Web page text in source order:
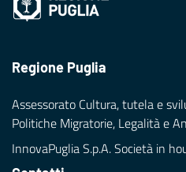
Regione Puglia
Assessorato Cultura, tutela e
Politiche Migratorie, Legalità e
InnovaPuglia S.p.A. Società in